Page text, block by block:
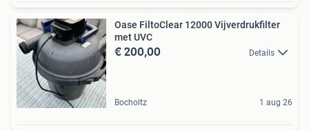
Oase FiltoClear 12000 Vijverdrukfilter
met UVC
€ 200,00 Details
Bocholtz 1 aug 26